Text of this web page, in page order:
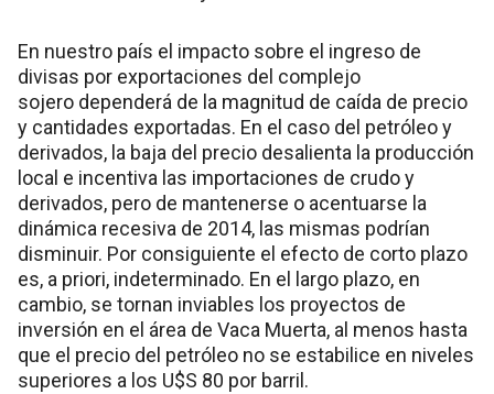
En nuestro país el impacto sobre el ingreso de
divisas por exportaciones del complejo
sojero dependerá de la magnitud de caída de precio
y cantidades exportadas. En el caso del petróleo y
derivados, la baja del precio desalienta la producción
local e incentiva las importaciones de crudo y
derivados, pero de mantenerse o acentuarse la
dinámica recesiva de 2014, las mismas podrían
disminuir. Por consiguiente el efecto de corto plazo
es, a priori, indeterminado. En el largo plazo, en
cambio, se tornan inviables los proyectos de
inversión en el área de Vaca Muerta, al menos hasta
que el precio del petróleo no se estabilice en niveles
superiores a los U$S 80 por barril.